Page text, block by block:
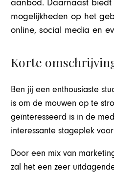
aanbod. Daarnaast biedt
mogelijkheden op het
online, social media en
Korte
Ben jij een enthousiaste
is om de mouwen op te
geïnteresseerd is in de
interessante stageplek
Door een mix van
zal het een zeer